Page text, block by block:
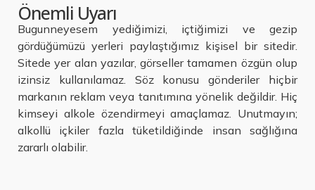
Önemli Uyarı
Bugunneyesem yediğimizi, içtiğimizi ve gezip
gördüğümüzü yerleri paylaştığımız kişisel bir sitedir.
Sitede yer alan yazılar, görseller tamamen özgün olup
izinsiz kullanılamaz. Söz konusu gönderiler hiçbir
markanın reklam veya tanıtımına yönelik değildir. Hiç
kimseyi alkole özendirmeyi amaçlamaz. Unutmayın;
alkollü içkiler fazla tüketildiğinde insan sağlığına
zararlı olabilir.